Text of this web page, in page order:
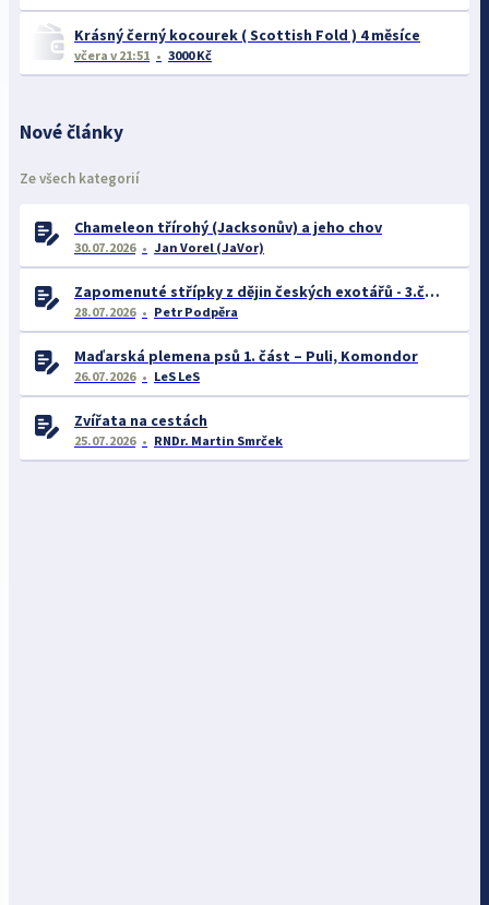
Krásný černý kocourek ( Scottish Fold ) 4 měsíce
včera v 21:51 3000 Kč
Nové články
Ze všech kategorií
Chameleon třírohý (Jacksonův) a jeho chov
30.07.2026 Jan Vorel (JaVor)
Zapomenuté střípky z dějin českých exotářů - 3.část
28.07.2026 Petr Podpěra
Maďarská plemena psů 1. část – Puli, Komondor
26.07.2026 LeS LeS
Zvířata na cestách
25.07.2026 RNDr. Martin Smrček